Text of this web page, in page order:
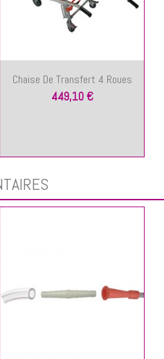
Chaise De Transfert 4 Roues
449,10 €